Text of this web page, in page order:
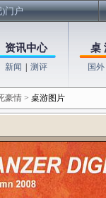
门户
资讯中心
新闻 测评
桌
国外
豪情 > 桌游图片